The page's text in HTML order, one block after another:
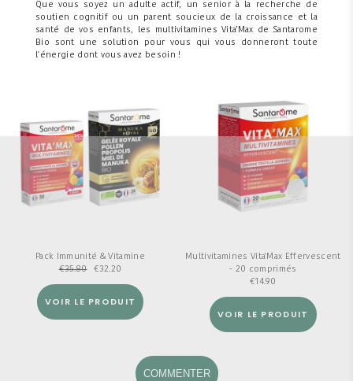
Que vous soyez un adulte actif, un senior à la recherche de
soutien cognitif ou un parent soucieux de la croissance et la
santé de vos enfants, les multivitamines Vita’Max de Santarome
Bio sont une solution pour vous qui vous donneront toute
l'énergie dont vous avez besoin !
Pack Immunité & Vitamine
€35.80 €32.20
VOIR LE PRODUIT
Multivitamines Vita'Max Effervescent
- 20 comprimés
€14.90
VOIR LE PRODUIT
COMMENTER